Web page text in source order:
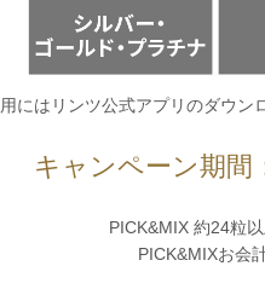
にはリンツ公式アプリのダウン
キャンペーン期間
PICK&MIX 約24粒
PICK&MIXお会